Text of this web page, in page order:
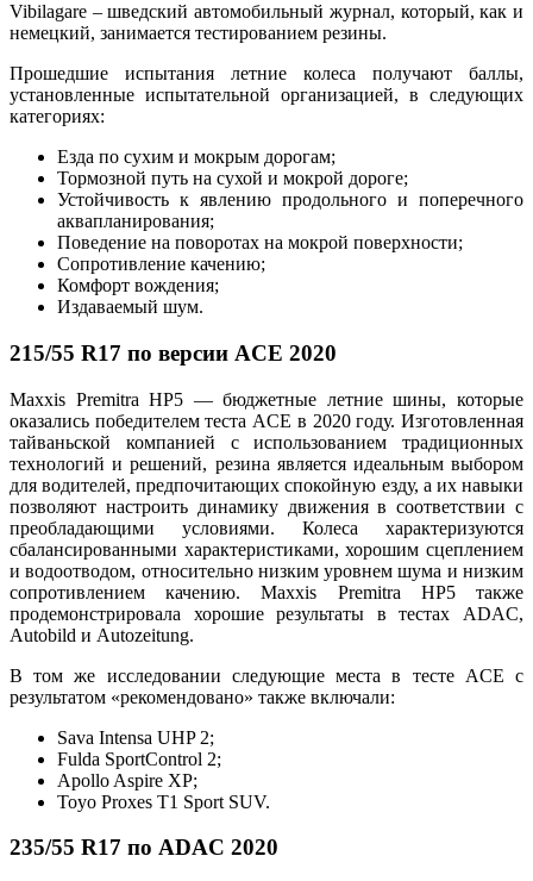
Vibilagare – шведский автомобильный журнал, который, как и
немецкий, занимается тестированием резины.
Прошедшие испытания летние колеса получают баллы,
установленные испытательной организацией, в следующих
категориях:
Езда по сухим и мокрым дорогам;
Тормозной путь на сухой и мокрой дороге;
Устойчивость к явлению продольного и поперечного
аквапланирования;
Поведение на поворотах на мокрой поверхности;
Сопротивление качению;
Комфорт вождения;
Издаваемый шум.
215/55 R17 по версии ACE 2020
Maxxis Premitra HP5 — бюджетные летние шины, которые
оказались победителем теста ACE в 2020 году. Изготовленная
тайваньской компанией с использованием традиционных
технологий и решений, резина является идеальным выбором
для водителей, предпочитающих спокойную езду, а их навыки
позволяют настроить динамику движения в соответствии с
преобладающими условиями. Колеса характеризуются
сбалансированными характеристиками, хорошим сцеплением
и водоотводом, относительно низким уровнем шума и низким
сопротивлением качению. Maxxis Premitra HP5 также
продемонстрировала хорошие результаты в тестах ADAC,
Autobild и Autozeitung.
В том же исследовании следующие места в тесте ACE с
результатом «рекомендовано» также включали:
Sava Intensa UHP 2;
Fulda SportControl 2;
Apollo Aspire XP;
Toyo Proxes T1 Sport SUV.
235/55 R17 по ADAC 2020